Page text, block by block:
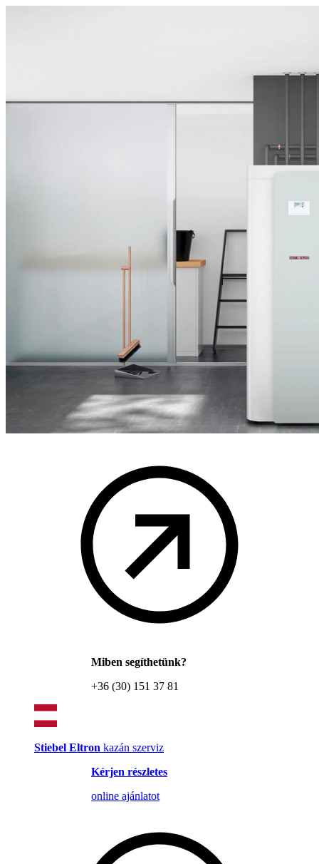
Miben segíthetünk?
+36 (30) 151 37 81
Stiebel Eltron kazán szerviz
Kérjen részletes
online ajánlatot